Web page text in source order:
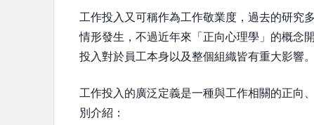
工作投入又可稱作為工作敬業度，過去的研究
情形發生，不過近年來「正向心理學」的概念
投入對於員工本身以及整個組織皆有重大影響。
工作投入的廣泛定義是一種與工作相關的正向
別介紹：